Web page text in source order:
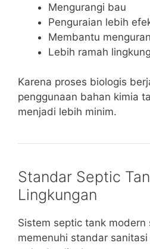
Mengurangi bau
Penguraian lebih
Membantu
Lebih ramah
Karena proses biologis
penggunaan bahan kimia
menjadi lebih minim.
Standar Septic
Lingkungan
Sistem septic tank modern
memenuhi standar